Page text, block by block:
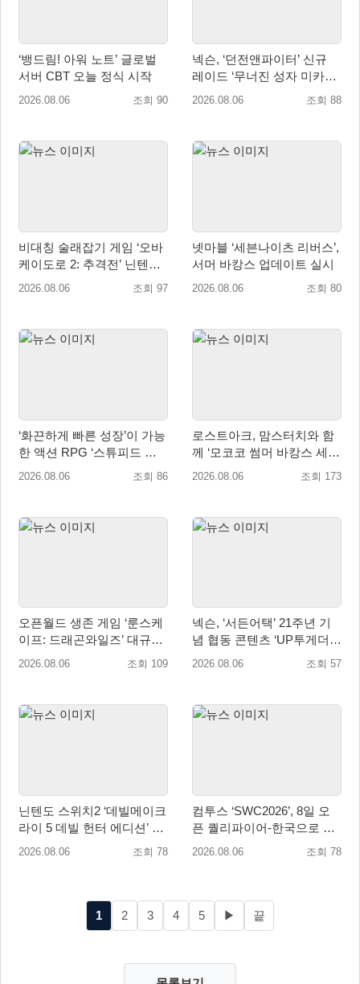
‘뱅드림! 아워 노트’ 글로벌
서버 CBT 오늘 정식 시작
2026.08.06 조회 90
넥슨, ‘던전앤파이터’ 신규
레이드 ‘무너진 성자 미카엘
라’ 업데이트!
2026.08.06 조회 88
비대칭 술래잡기 게임 ‘오바
케이도로 2: 추격전’ 닌텐도
eShop 출시
2026.08.06 조회 97
넷마블 ‘세븐나이츠 리버스’,
서머 바캉스 업데이트 실시
2026.08.06 조회 80
‘화끈하게 빠른 성장’이 가능
한 액션 RPG ‘스튜피드 네
버 다이즈’ 패키지판 예약판
2026.08.06 조회 86
로스트아크, 맘스터치와 함
께 ‘모코코 썸머 바캉스 세
트’ 출시
2026.08.06 조회 173
오픈월드 생존 게임 ‘룬스케
이프: 드래곤와일즈’ 대규모
유저 편의성 개선 및 사이드
2026.08.06 조회 109
넥슨, ‘서든어택’ 21주년 기
념 협동 콘텐츠 ‘UP투게더’
업데이트
2026.08.06 조회 57
닌텐도 스위치2 ‘데빌메이크
라이 5 데빌 헌터 에디션’ 패
키지 제품 8월 7일 예약판매
2026.08.06 조회 78
컴투스 ‘SWC2026’, 8일 오
픈 퀄리파이어-한국으로 시
즌 개막!
2026.08.06 조회 78
1 2 3 4 5 ▶ 끝